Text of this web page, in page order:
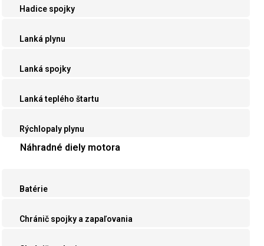
Hadice spojky
Lanká plynu
Lanká spojky
Lanká teplého štartu
Rýchlopaly plynu
Náhradné diely motora
Batérie
Chránič spojky a zapaľovania